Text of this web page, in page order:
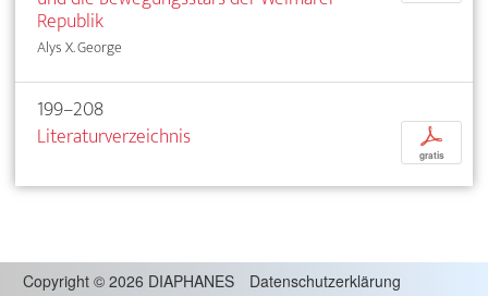
Republik
Alys X. George
199–208
Literaturverzeichnis
p
gratis
Copyright © 2026 DIAPHANES Datenschutzerklärung